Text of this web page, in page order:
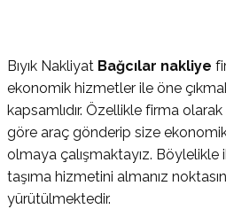
Bıyık Nakliyat Bağcılar nakliye
ekonomik hizmetler ile öne
kapsamlıdır. Özellikle firma olarak
göre araç gönderip size
olmaya çalışmaktayız. Böylelikle
taşıma hizmetini almanız
yürütülmektedir.